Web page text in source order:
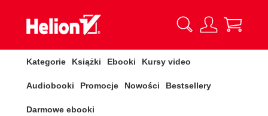
Kategorie Książki Ebooki Kursy video
Audiobooki Promocje Nowości Bestsellery
Darmowe ebooki